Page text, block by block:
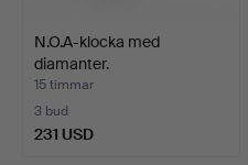
N.O.A-klocka med
diamanter.
15 timmar
3 bud
231 USD